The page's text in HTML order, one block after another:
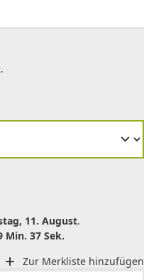
11. August.
Min. 37 Sek.
Zur Merkliste hinzufügen